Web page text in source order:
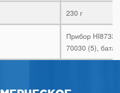
230 г
Прибор HI8733
70030 (5),